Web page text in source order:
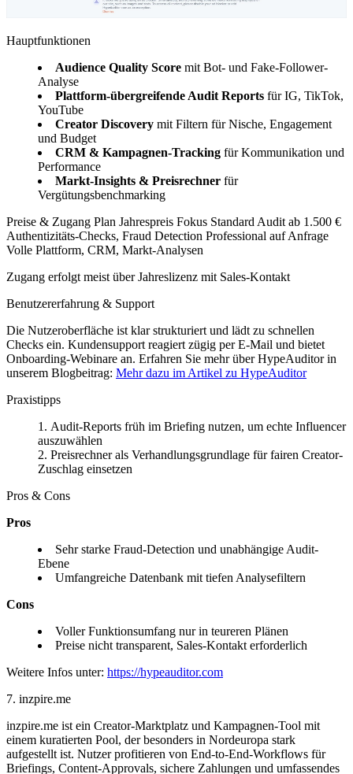
Hauptfunktionen
Audience Quality Score mit Bot- und Fake-Follower-
Analyse
Plattform-übergreifende Audit Reports für IG, TikTok,
YouTube
Creator Discovery mit Filtern für Nische, Engagement
und Budget
CRM & Kampagnen-Tracking für Kommunikation und
Performance
Markt-Insights & Preisrechner für
Vergütungsbenchmarking
Preise & Zugang Plan Jahrespreis Fokus Standard Audit ab 1.500 €
Authentizitäts-Checks, Fraud Detection Professional auf Anfrage
Volle Plattform, CRM, Markt-Analysen
Zugang erfolgt meist über Jahreslizenz mit Sales-Kontakt
Benutzererfahrung & Support
Die Nutzeroberfläche ist klar strukturiert und lädt zu schnellen
Checks ein. Kundensupport reagiert zügig per E-Mail und bietet
Onboarding-Webinare an. Erfahren Sie mehr über HypeAuditor in
unserem Blogbeitrag: Mehr dazu im Artikel zu HypeAuditor
Praxistipps
Audit-Reports früh im Briefing nutzen, um echte Influencer
auszuwählen
Preisrechner als Verhandlungsgrundlage für fairen Creator-
Zuschlag einsetzen
Pros & Cons
Pros
Sehr starke Fraud-Detection und unabhängige Audit-
Ebene
Umfangreiche Datenbank mit tiefen Analysefiltern
Cons
Voller Funktionsumfang nur in teureren Plänen
Preise nicht transparent, Sales-Kontakt erforderlich
Weitere Infos unter: https://hypeauditor.com
7. inzpire.me
inzpire.me ist ein Creator-Marktplatz und Kampagnen-Tool mit
einem kuratierten Pool, der besonders in Nordeuropa stark
aufgestellt ist. Nutzer profitieren von End-to-End-Workflows für
Briefings, Content-Approvals, sichere Zahlungen und umfassendes